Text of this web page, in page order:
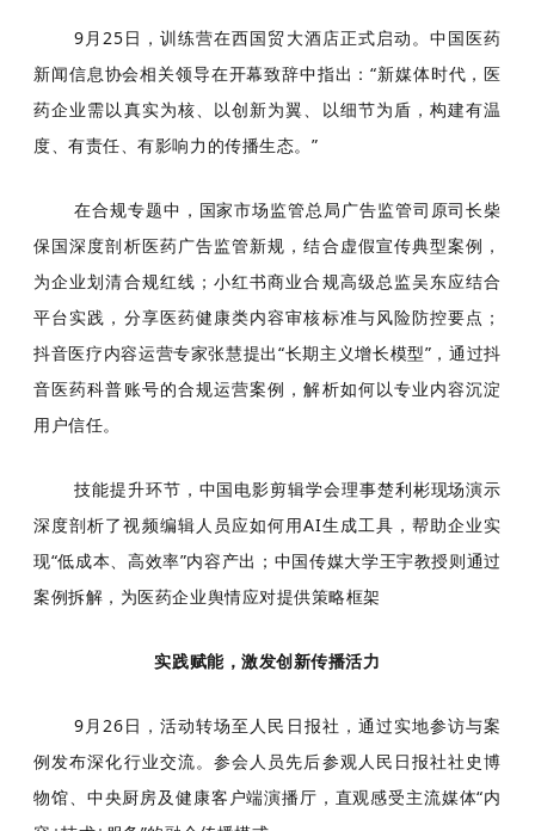
9月25日，训练营在西国贸大酒店正式启动。中国医药
新闻信息协会相关领导在开幕致辞中指出：“新媒体时代，医
药企业需以真实为核、以创新为翼、以细节为盾，构建有温
度、有责任、有影响力的传播生态。”
在合规专题中，国家市场监管总局广告监管司原司长柴
保国深度剖析医药广告监管新规，结合虚假宣传典型案例，
为企业划清合规红线；小红书商业合规高级总监吴东应结合
平台实践，分享医药健康类内容审核标准与风险防控要点；
抖音医疗内容运营专家张慧提出“长期主义增长模型”，通过抖
音医药科普账号的合规运营案例，解析如何以专业内容沉淀
用户信任。
技能提升环节，中国电影剪辑学会理事楚利彬现场演示
深度剖析了视频编辑人员应如何用AI生成工具，帮助企业实
现“低成本、高效率”内容产出；中国传媒大学王宇教授则通过
案例拆解，为医药企业舆情应对提供策略框架
实践赋能，激发创新传播活力
9月26日，活动转场至人民日报社，通过实地参访与案
例发布深化行业交流。参会人员先后参观人民日报社社史博
物馆、中央厨房及健康客户端演播厅，直观感受主流媒体“内